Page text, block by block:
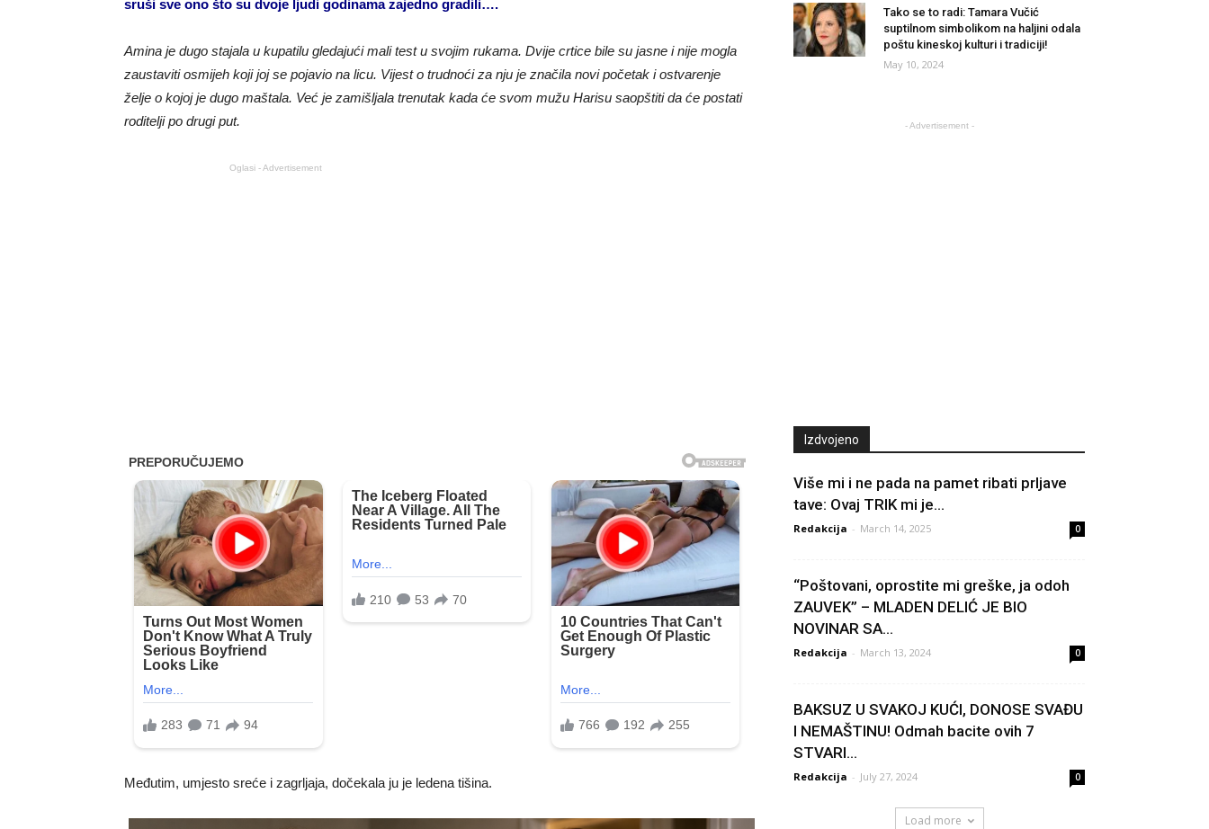
sruši sve ono što su dvoje ljudi godinama zajedno gradili….
Amina je dugo stajala u kupatilu gledajući mali test u svojim rukama. Dvije crtice bile su jasne i nije mogla
zaustaviti osmijeh koji joj se pojavio na licu. Vijest o trudnoći za nju je značila novi početak i ostvarenje
želje o kojoj je dugo maštala. Već je zamišljala trenutak kada će svom mužu Harisu saopštiti da će postati
roditelji po drugi put.
Oglasi - Advertisement
Međutim, umjesto sreće i zagrljaja, dočekala ju je ledena tišina.
Tako se to radi: Tamara Vučić
suptilnom simbolikom na haljini odala
poštu kineskoj kulturi i tradiciji!
May 10, 2024
- Advertisement -
Izdvojeno
Više mi i ne pada na pamet ribati prljave
tave: Ovaj TRIK mi je...
Redakcija - March 14, 2025 0
“Poštovani, oprostite mi greške, ja odoh
ZAUVEK” – MLADEN DELIĆ JE BIO
NOVINAR SA...
Redakcija - March 13, 2024 0
BAKSUZ U SVAKOJ KUĆI, DONOSE SVAĐU
I NEMAŠTINU! Odmah bacite ovih 7
STVARI…
Redakcija - July 27, 2024 0
Load more